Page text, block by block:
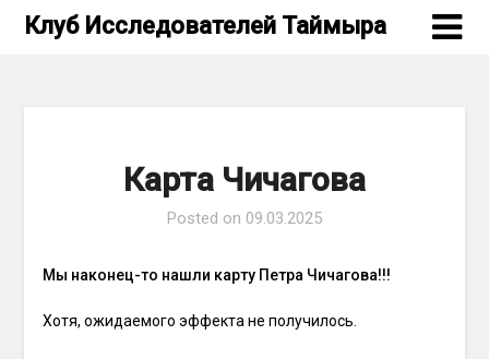
SkipКлуб Исследователей Таймыра
Карта Чичагова
Posted on 09.03.2025
Мы наконец-то нашли карту Петра Чичагова!!!
Хотя, ожидаемого эффекта не получилось.